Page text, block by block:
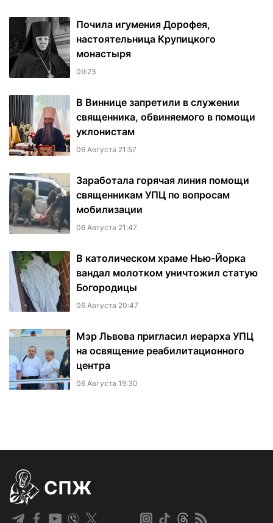
Почила игумения Дорофея,
настоятельница Крупицкого
монастыря
09:23
В Виннице запретили в служении
священника, обвиняемого в помощи
уклонистам
06 Августа 21:57
Заработала горячая линия помощи
священникам УПЦ по вопросам
мобилизации
06 Августа 21:47
В католическом храме Нью-Йорка
вандал молотком уничтожил статую
Богородицы
06 Августа 20:47
Мэр Львова пригласил иерарха УПЦ
на освящение реабилитационного
центра
06 Августа 19:30
СПЖ